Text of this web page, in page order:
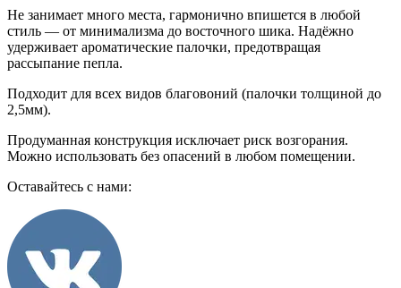
Не занимает много места, гармонично впишется в любой
стиль — от минимализма до восточного шика. Надёжно
удерживает ароматические палочки, предотвращая
рассыпание пепла.
Подходит для всех видов благовоний (палочки толщиной до
2,5мм).
Продуманная конструкция исключает риск возгорания.
Можно использовать без опасений в любом помещении.
Оставайтесь с нами: